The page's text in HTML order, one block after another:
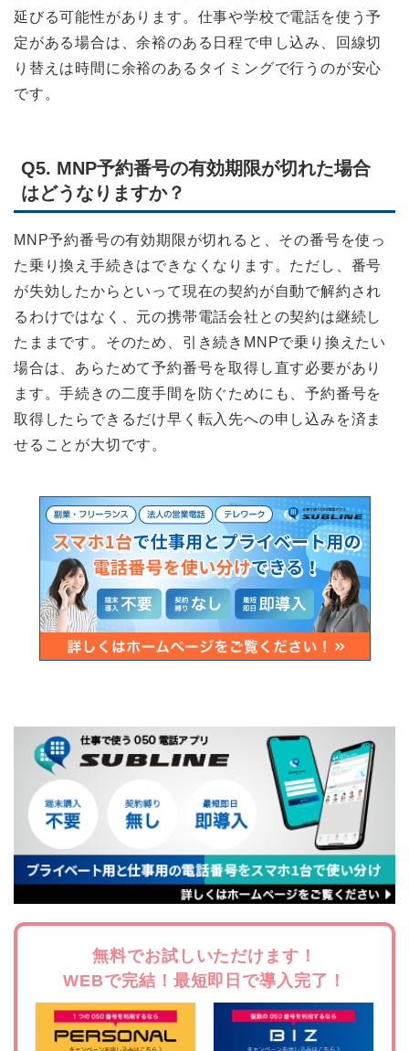
延びる可能性があります。仕事や学校で電話を使う予
定がある場合は、余裕のある日程で申し込み、回線切
り替えは時間に余裕のあるタイミングで行うのが安心
です。
Q5. MNP予約番号の有効期限が切れた場合
はどうなりますか？
MNP予約番号の有効期限が切れると、その番号を使っ
た乗り換え手続きはできなくなります。ただし、番号
が失効したからといって現在の契約が自動で解約され
るわけではなく、元の携帯電話会社との契約は継続し
たままです。そのため、引き続きMNPで乗り換えたい
場合は、あらためて予約番号を取得し直す必要があり
ます。手続きの二度手間を防ぐためにも、予約番号を
取得したらできるだけ早く転入先への申し込みを済ま
せることが大切です。
無料でお試しいただけます！
WEBで完結！最短即日で導入完了！